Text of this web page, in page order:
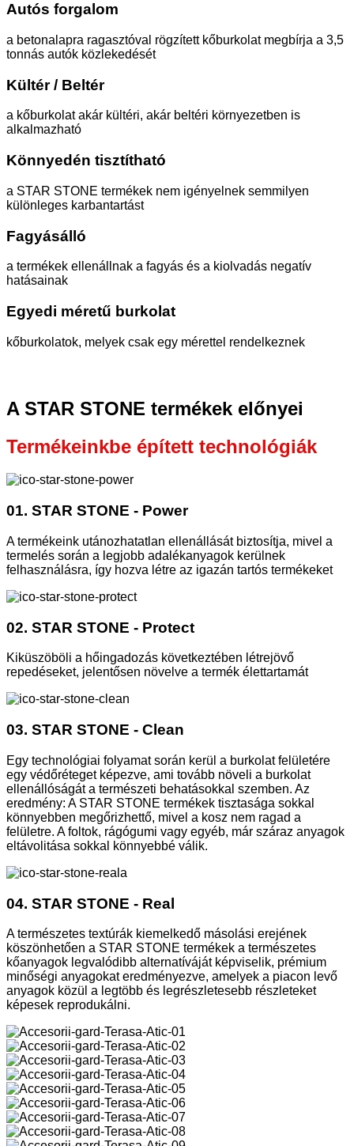
Autós forgalom
a betonalapra ragasztóval rögzített kőburkolat megbírja a 3,5
tonnás autók közlekedését
Kültér / Beltér
a kőburkolat akár kültéri, akár beltéri környezetben is
alkalmazható
Könnyedén tisztítható
a STAR STONE termékek nem igényelnek semmilyen
különleges karbantartást
Fagyásálló
a termékek ellenállnak a fagyás és a kiolvadás negatív
hatásainak
Egyedi méretű burkolat
kőburkolatok, melyek csak egy mérettel rendelkeznek
A STAR STONE termékek előnyei
Termékeinkbe épített technológiák
01. STAR STONE - Power
A termékeink utánozhatatlan ellenállását biztosítja, mivel a
termelés során a legjobb adalékanyagok kerülnek
felhasználásra, így hozva létre az igazán tartós termékeket
02. STAR STONE - Protect
Kiküszöböli a hőingadozás következtében létrejövő
repedéseket, jelentősen növelve a termék élettartamát
03. STAR STONE - Clean
Egy technológiai folyamat során kerül a burkolat felületére
egy védőréteget képezve, ami tovább növeli a burkolat
ellenállóságát a természeti behatásokkal szemben. Az
eredmény: A STAR STONE termékek tisztasága sokkal
könnyebben megőrizhettő, mivel a kosz nem ragad a
felületre. A foltok, rágógumi vagy egyéb, már száraz anyagok
eltávolitása sokkal könnyebbé válik.
04. STAR STONE - Real
A természetes textúrák kiemelkedő másolási erejének
köszönhetően a STAR STONE termékek a természetes
kőanyagok legvalódibb alternatíváját képviselik, prémium
minőségi anyagokat eredményezve, amelyek a piacon levő
anyagok közül a legtöbb és legrészletesebb részleteket
képesek reprodukálni.